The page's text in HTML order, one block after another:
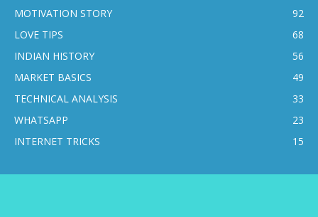
MOTIVATION STORY
92
LOVE TIPS
68
INDIAN HISTORY
56
MARKET BASICS
49
TECHNICAL ANALYSIS
33
WHATSAPP
23
INTERNET TRICKS
15